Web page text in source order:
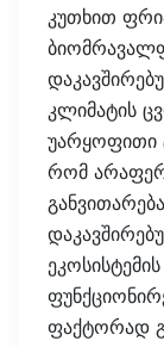
კუთხით
კლიმატის
უარყოფითი
რომ
ფაქტორად